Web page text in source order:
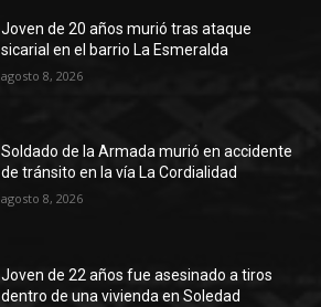
Joven de 20 años murió tras ataque
sicarial en el barrio La Esmeralda
agosto 8, 2026
Soldado de la Armada murió en accidente
de tránsito en la vía La Cordialidad
agosto 8, 2026
Joven de 22 años fue asesinado a tiros
dentro de una vivienda en Soledad